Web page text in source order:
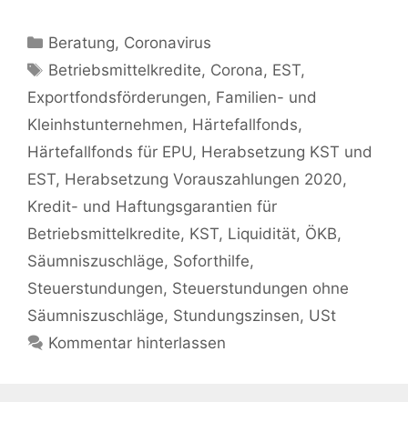
Kategorien
Beratung, Coronavirus
Schlagwörter
Betriebsmittelkredite, Corona, EST,
Exportfondsförderungen, Familien- und
Kleinhstunternehmen, Härtefallfonds,
Härtefallfonds für EPU, Herabsetzung KST und
EST, Herabsetzung Vorauszahlungen 2020,
Kredit- und Haftungsgarantien für
Betriebsmittelkredite, KST, Liquidität, ÖKB,
Säumniszuschläge, Soforthilfe,
Steuerstundungen, Steuerstundungen ohne
Säumniszuschläge, Stundungszinsen, USt
Kommentar hinterlassen